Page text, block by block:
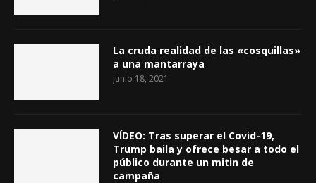
La cruda realidad de las «cosquillas»
a una mantarraya
junio 18, 2021
VÍDEO: Tras superar el Covid-19,
Trump baila y ofrece besar a todo el
público durante un mitin de
campaña